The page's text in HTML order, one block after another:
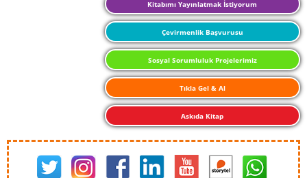
Kitabımı Yayınlatmak İstiyorum
Çevirmenlik Başvurusu
Sosyal Sorumluluk Projelerimiz
Tıkla Gel & Al
Askıda Kitap